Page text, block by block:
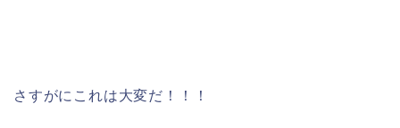
さすがにこれは大変だ！！！